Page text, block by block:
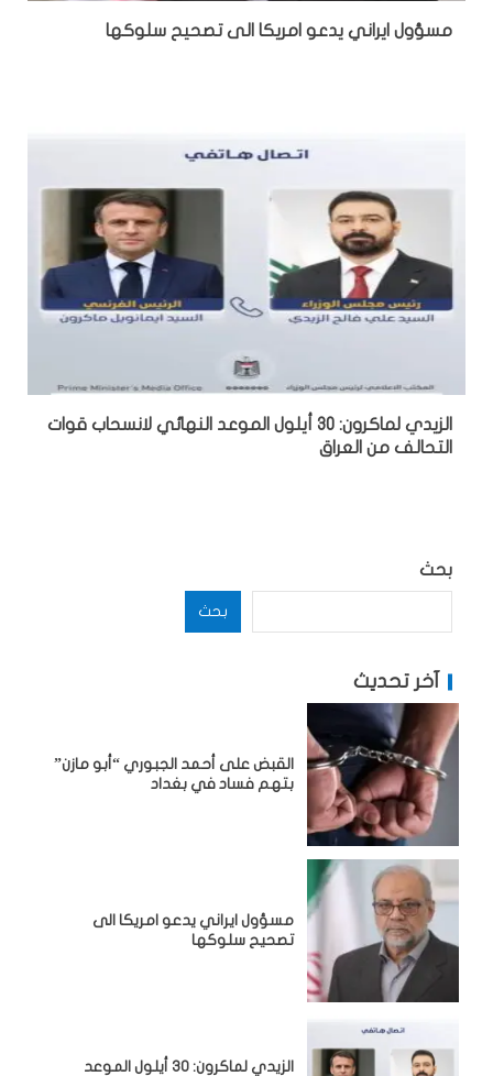
مسؤول ايراني يدعو امريكا الى تصحيح سلوكها
الزيدي لماكرون: 30 أيلول الموعد النهائي لانسحاب قوات
التحالف من العراق
بحث
بحث
آخر تحديث
القبض على أحمد الجبوري “أبو مازن”
بتهم فساد في بغداد
مسؤول ايراني يدعو امريكا الى
تصحيح سلوكها
الزيدي لماكرون: 30 أيلول الموعد